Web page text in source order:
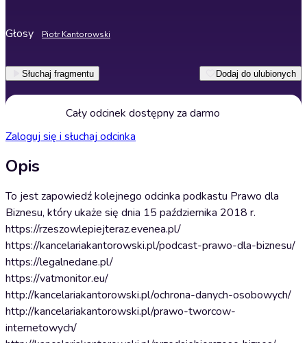
Głosy Piotr Kantorowski
Słuchaj fragmentu Dodaj do ulubionych
Cały odcinek dostępny za darmo
Zaloguj się i słuchaj odcinka
Opis
To jest zapowiedź kolejnego odcinka podkastu Prawo dla
Biznesu, który ukaże się dnia 15 października 2018 r.
https://rzeszowlepiejteraz.evenea.pl/
https://kancelariakantorowski.pl/podcast-prawo-dla-biznesu/
https://legalnedane.pl/
https://vatmonitor.eu/
http://kancelariakantorowski.pl/ochrona-danych-osobowych/
http://kancelariakantorowski.pl/prawo-tworcow-
internetowych/